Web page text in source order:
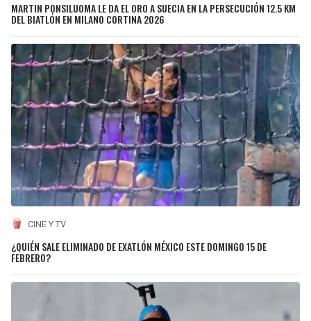
MARTIN PONSILUOMA LE DA EL ORO A SUECIA EN LA PERSECUCIÓN 12.5 KM
DEL BIATLÓN EN MILANO CORTINA 2026
CINE Y TV
¿QUIÉN SALE ELIMINADO DE EXATLÓN MÉXICO ESTE DOMINGO 15 DE
FEBRERO?